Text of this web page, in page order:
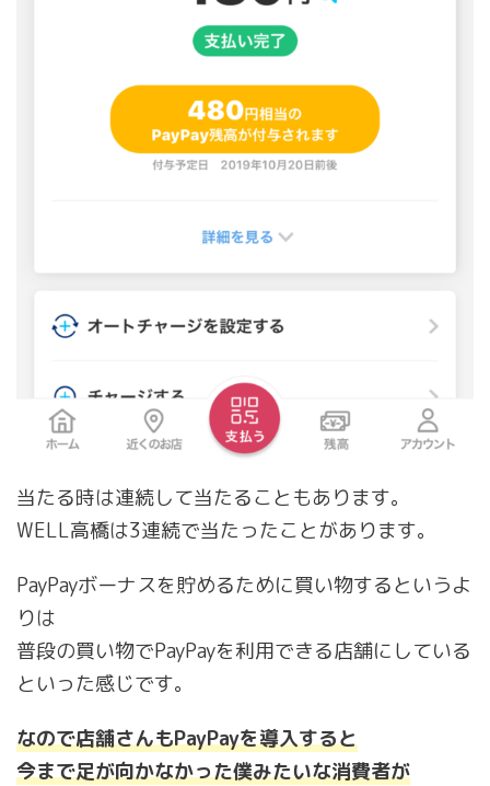
当たる時は連続して当たることもあります。
WELL高橋は3連続で当たったことがあります。
PayPayボーナスを貯めるために買い物するというよ
りは
普段の買い物でPayPayを利用できる店舗にしている
といった感じです。
なので店舗さんもPayPayを導入すると
今まで足が向かなかった僕みたいな消費者が